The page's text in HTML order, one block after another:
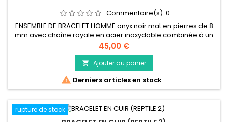
Commentaire(s): 0
ENSEMBLE DE BRACELET HOMME onyx noir mat en pierres de 8
mm avec chaîne royale en acier inoxydable combinée à un
fermoir de homard reptile comme un ensemble
Prix
45,00 €
 Ajouter au panier
 Derniers articles en stock
rupture de stock